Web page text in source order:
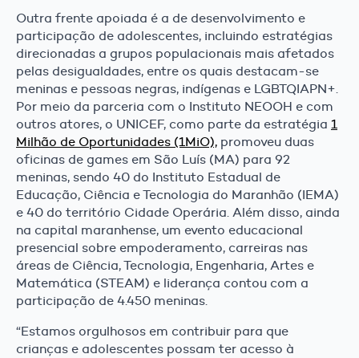
Outra frente apoiada é a de desenvolvimento e
participação de adolescentes, incluindo estratégias
direcionadas a grupos populacionais mais afetados
pelas desigualdades, entre os quais destacam-se
meninas e pessoas negras, indígenas e LGBTQIAPN+.
Por meio da parceria com o Instituto NEOOH e com
outros atores, o UNICEF, como parte da estratégia 1
Milhão de Oportunidades (1MiO), promoveu duas
oficinas de games em São Luís (MA) para 92
meninas, sendo 40 do Instituto Estadual de
Educação, Ciência e Tecnologia do Maranhão (IEMA)
e 40 do território Cidade Operária. Além disso, ainda
na capital maranhense, um evento educacional
presencial sobre empoderamento, carreiras nas
áreas de Ciência, Tecnologia, Engenharia, Artes e
Matemática (STEAM) e liderança contou com a
participação de 4.450 meninas.
“Estamos orgulhosos em contribuir para que
crianças e adolescentes possam ter acesso à